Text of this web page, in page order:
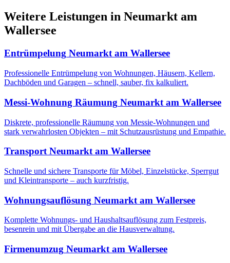
Weitere Leistungen in Neumarkt am
Wallersee
Entrümpelung Neumarkt am Wallersee
Professionelle Entrümpelung von Wohnungen, Häusern, Kellern,
Dachböden und Garagen – schnell, sauber, fix kalkuliert.
Messi-Wohnung Räumung Neumarkt am Wallersee
Diskrete, professionelle Räumung von Messie-Wohnungen und
stark verwahrlosten Objekten – mit Schutzausrüstung und Empathie.
Transport Neumarkt am Wallersee
Schnelle und sichere Transporte für Möbel, Einzelstücke, Sperrgut
und Kleintransporte – auch kurzfristig.
Wohnungsauflösung Neumarkt am Wallersee
Komplette Wohnungs- und Haushaltsauflösung zum Festpreis,
besenrein und mit Übergabe an die Hausverwaltung.
Firmenumzug Neumarkt am Wallersee